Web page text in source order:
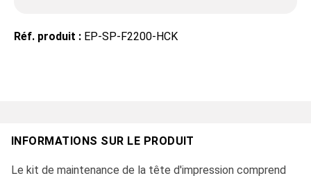
Réf. produit : EP-SP-F2200-HCK
INFORMATIONS SUR LE PRODUIT
Le kit de maintenance de la tête d'impression comprend